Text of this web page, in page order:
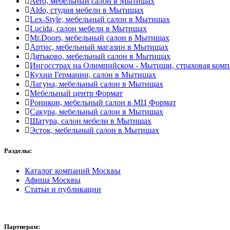
Aldo, студия мебели в Мытищах
Lex-Style, мебельный салон в Мытищах
Lucida, салон мебели в Мытищах
Mr.Doors, мебельный салон в Мытищах
Артис, мебельный магазин в Мытищах
Дятьково, мебельный салон в Мытищах
Ингосстрах на Олимпийском - Мытищи, страховая
Кухни Германии, салон в Мытищах
Лагуна, мебельный салон в Мытищах
Мебельный центр Формат
Роникон, мебельный салон в МЦ Формат
Сакура, мебельный салон в Мытищах
Шатура, салон мебели в Мытищах
Эсток, мебельный салон в Мытищах
Разделы:
Каталог компаний Москвы
Афиша Москвы
Статьи и публикации
Партнерам: